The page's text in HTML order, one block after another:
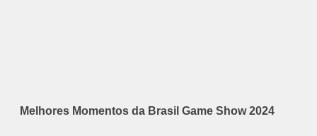
Melhores Momentos da Brasil Game Show 2024